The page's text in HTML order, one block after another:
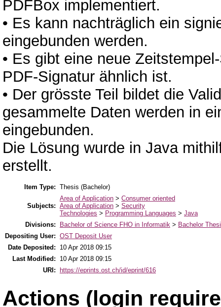
PDFBox implementiert.
• Es kann nachträglich ein
eingebunden werden.
• Es gibt eine neue
PDF-Signatur ähnlich ist.
• Der grösste Teil bildet die
gesammelte Daten werden in
eingebunden.
Die Lösung wurde in Java
erstellt.
Item Type: Thesis (Bachelor)
Subjects:
Area of Application > Consumer oriented
Area of Application > Security
Technologies > Programming Languages > Java
Divisions:
Bachelor of Science FHO in Informatik > Bachelor
Depositing User: OST Deposit User
Date Deposited:
10 Apr 2018 09:15
Last Modified:
10 Apr 2018 09:15
URI:
https://eprints.ost.ch/id/eprint/616
Actions (login